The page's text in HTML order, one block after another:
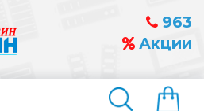
963
Акции
Найти